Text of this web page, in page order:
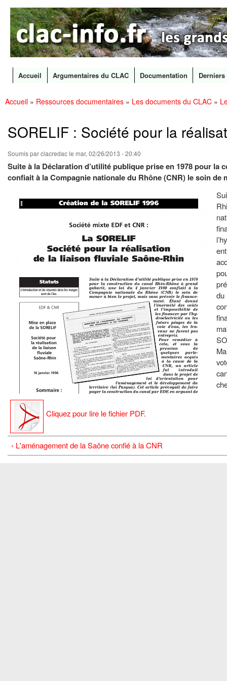
CLAC
Info
Les
grands
canaux
en
Menu principal
Accueil Argumentaires du CLAC Documentation
Accueil » Ressources documentaires » Les documents du CLAC »
SORELIF : Société pour la
Soumis parclacredacle mar, 02/26/2013 - 20:40
Suite à la Déclaration d’utilité publique prise en 1978 pour
confiait à la Compagnie nationale du Rhône (CNR) le soin
du
Cliquez pour lire le fichier PDF.
‹ L'aménagement de la Saône confié à la CNR